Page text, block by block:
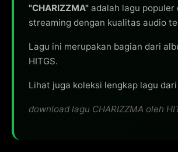
"CHARIZZMA" adalah lagu populer
streaming dengan kualitas audio
Lagu ini merupakan bagian dari
HITGS.
Lihat juga koleksi lengkap lagu dari
download lagu CHARIZZMA oleh